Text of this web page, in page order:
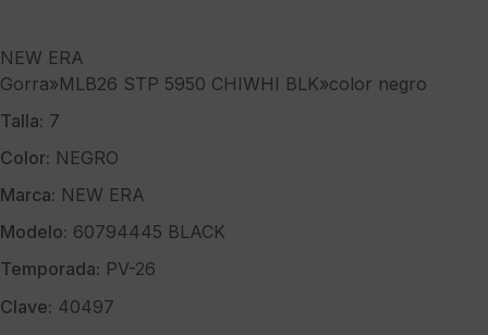
NEW ERA
Gorra»MLB26 STP 5950 CHIWHI BLK»color negro
Talla: 7
Color: NEGRO
Marca: NEW ERA
Modelo: 60794445 BLACK
Temporada: PV-26
Clave: 40497